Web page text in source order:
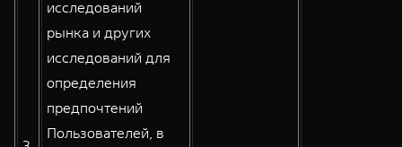
исследований
рынка и других
исследований для
определения
предпочтений
Пользователей, в